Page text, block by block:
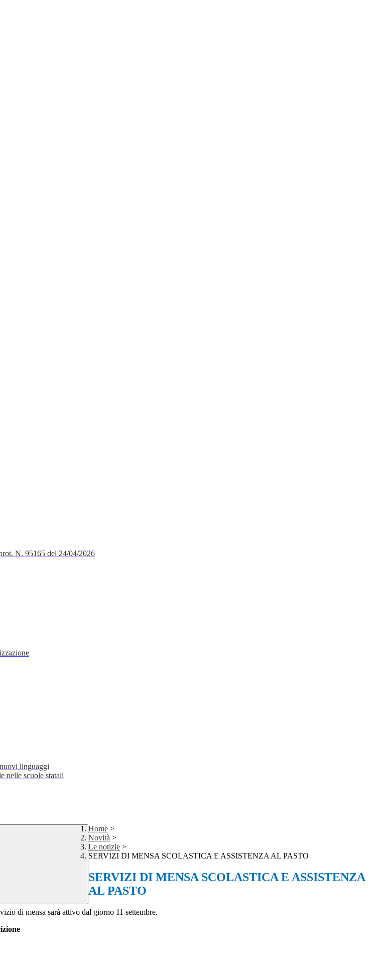
N. 95165 del 24/04/2026
linguaggi
nelle scuole statali
Home >
Novità >
Le notizie >
SERVIZI DI MENSA SCOLASTICA E ASSISTENZA AL PASTO
SERVIZI DI MENSA SCOLASTICA E ASSISTENZA
AL PASTO
di mensa sarà attivo dal giorno 11 settembre.